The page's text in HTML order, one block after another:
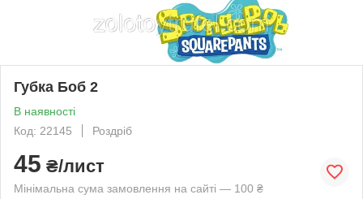
Губка Боб 2
В наявності
Код: 22145
Роздріб
45 ₴/лист
Мінімальна сума замовлення на сайті — 100 ₴